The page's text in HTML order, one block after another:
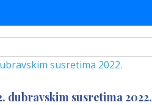
dubravskim susretima 2022.